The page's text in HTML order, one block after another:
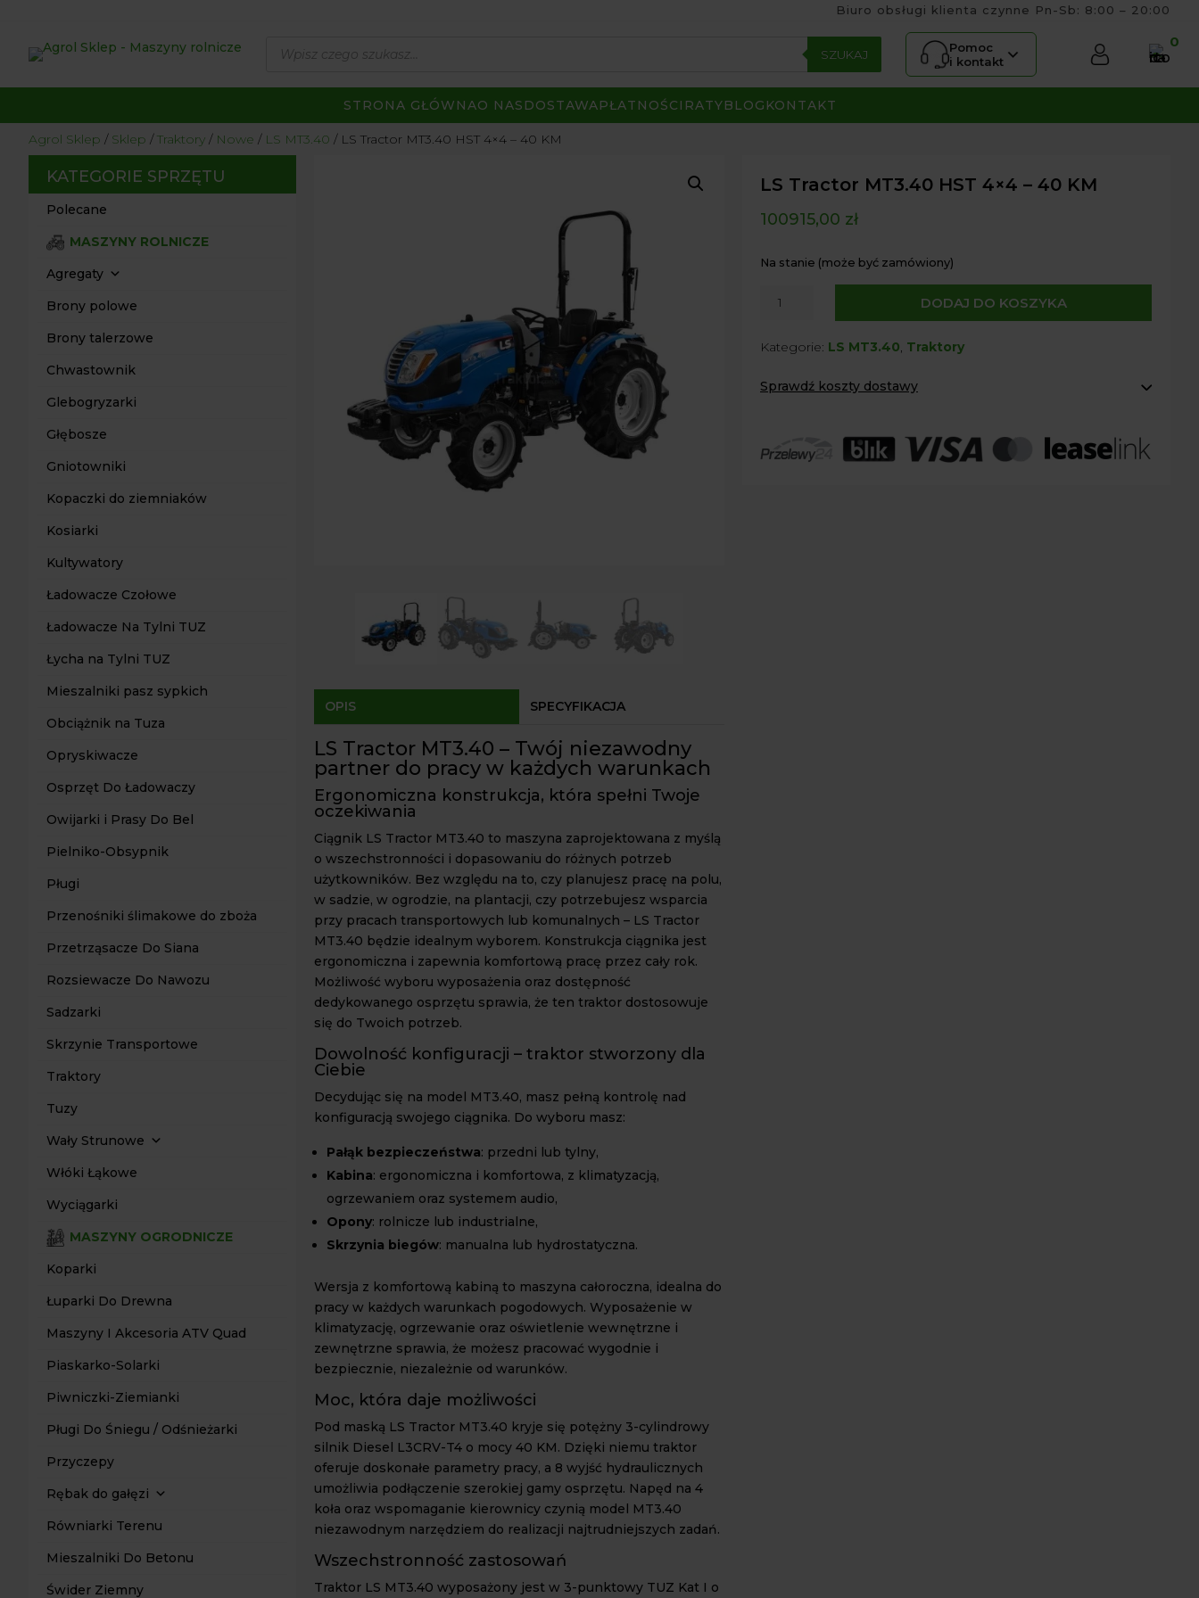
Biuro obsługi klienta czynne Pn-Sb: 8:00 – 20:00
produktów SZUKAJ
Pomoc
i kontakt
0
STRONA GŁÓWNAO NAS DOSTAWAPŁATNOŚCI RATYBLOG KONTAKT
Agrol Sklep Sklep Traktory Nowe LS MT3.40 LS Tractor MT3.40 HST 4×4 – 40 KM
KATEGORIE SPRZĘTU
Polecane
MASZYNY ROLNICZE
Agregaty
Brony polowe
Brony talerzowe
Chwastownik
Glebogryzarki
Głębosze
Gniotowniki
Kopaczki do ziemniaków
Kosiarki
Kultywatory
Ładowacze Czołowe
Ładowacze Na Tylni TUZ
Łycha na Tylni TUZ
Mieszalniki pasz sypkich
Obciążnik na Tuza
Opryskiwacze
Osprzęt Do Ładowaczy
Owijarki i Prasy Do Bel
Pielniko-Obsypnik
Pługi
Przenośniki ślimakowe do zboża
Przetrząsacze Do Siana
Rozsiewacze Do Nawozu
Sadzarki
Skrzynie Transportowe
Traktory
Tuzy
Wały Strunowe
Włóki Łąkowe
Wyciągarki
MASZYNY OGRODNICZE
Koparki
Łuparki Do Drewna
Maszyny I Akcesoria ATV Quad
Piaskarko-Solarki
Piwniczki-Ziemianki
Pługi Do Śniegu / Odśnieżarki
Przyczepy
Rębak do gałęzi
Równiarki Terenu
Mieszalniki Do Betonu
Świder Ziemny
OPIS SPECYFIKACJA
LS Tractor MT3.40 – Twój niezawodny
partner do pracy w każdych warunkach
Ergonomiczna konstrukcja, która spełni Twoje
oczekiwania
Ciągnik LS Tractor MT3.40 to maszyna zaprojektowana z myślą
o wszechstronności i dopasowaniu do różnych potrzeb
użytkowników. Bez względu na to, czy planujesz pracę na polu,
w sadzie, w ogrodzie, na plantacji, czy potrzebujesz wsparcia
przy pracach transportowych lub komunalnych – LS Tractor
MT3.40 będzie idealnym wyborem. Konstrukcja ciągnika jest
ergonomiczna i zapewnia komfortową pracę przez cały rok.
Możliwość wyboru wyposażenia oraz dostępność
dedykowanego osprzętu sprawia, że ten traktor dostosowuje
się do Twoich potrzeb.
Dowolność konfiguracji – traktor stworzony dla
Ciebie
Decydując się na model MT3.40, masz pełną kontrolę nad
konfiguracją swojego ciągnika. Do wyboru masz:
Pałąk bezpieczeństwa: przedni lub tylny,
Kabina: ergonomiczna i komfortowa, z klimatyzacją,
ogrzewaniem oraz systemem audio,
Opony: rolnicze lub industrialne,
Skrzynia biegów: manualna lub hydrostatyczna.
Wersja z komfortową kabiną to maszyna całoroczna, idealna do
pracy w każdych warunkach pogodowych. Wyposażenie w
klimatyzację, ogrzewanie oraz oświetlenie wewnętrzne i
zewnętrzne sprawia, że możesz pracować wygodnie i
bezpiecznie, niezależnie od warunków.
Moc, która daje możliwości
Pod maską LS Tractor MT3.40 kryje się potężny 3-cylindrowy
silnik Diesel L3CRV-T4 o mocy 40 KM. Dzięki niemu traktor
oferuje doskonałe parametry pracy, a 8 wyjść hydraulicznych
umożliwia podłączenie szerokiej gamy osprzętu. Napęd na 4
koła oraz wspomaganie kierownicy czynią model MT3.40
niezawodnym narzędziem do realizacji najtrudniejszych zadań.
Wszechstronność zastosowań
Traktor LS MT3.40 wyposażony jest w 3-punktowy TUZ Kat I o
LS Tractor MT3.40 HST 4×4 – 40 KM
100915,00 zł
Na stanie (może być zamówiony)
MT3.40
4x4
KM
DODAJ DO KOSZYKA
Kategorie: LS MT3.40, Traktory
Sprawdź koszty dostawy
Agrol transport: 200 zł
Agrol transport gabaryty:ustalane indywidualnie